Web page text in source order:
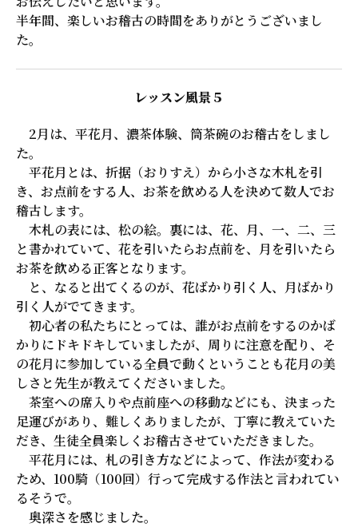
半年間、楽しいお稽古の時間をありがとうございまし
た。
レッスン風景５
2月は、平花月、濃茶体験、筒茶碗のお稽古をしまし
た。
平花月とは、折据（おりすえ）から小さな木札を引
き、お点前をする人、お茶を飲める人を決めて数人でお
稽古します。
木札の表には、松の絵。裏には、花、月、一、二、三
と書かれていて、花を引いたらお点前を、月を引いたら
お茶を飲める正客となります。
と、なると出てくるのが、花ばかり引く人、月ばかり
引く人がでてきます。
初心者の私たちにとっては、誰がお点前をするのかば
かりにドキドキしていましたが、周りに注意を配り、そ
の花月に参加している全員で動くということも花月の美
しさと先生が教えてくださいました。
茶室への席入りや点前座への移動などにも、決まった
足運びがあり、難しくありましたが、丁寧に教えていた
だき、生徒全員楽しくお稽古させていただきました。
平花月には、札の引き方などによって、作法が変わる
ため、100騎（100回）行って完成する作法と言われてい
るそうで。
奥深さを感じました。